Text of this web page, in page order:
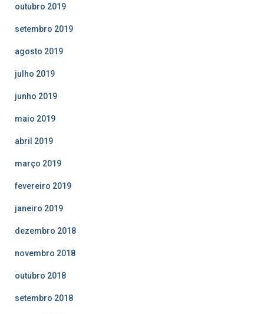
outubro 2019
setembro 2019
agosto 2019
julho 2019
junho 2019
maio 2019
abril 2019
março 2019
fevereiro 2019
janeiro 2019
dezembro 2018
novembro 2018
outubro 2018
setembro 2018